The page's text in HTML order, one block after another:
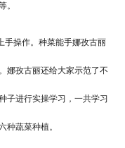
。
手操作。种菜能手娜孜古丽
娜孜古丽还给大家示范了不
子进行实操学习，一共学习
种蔬菜种植。